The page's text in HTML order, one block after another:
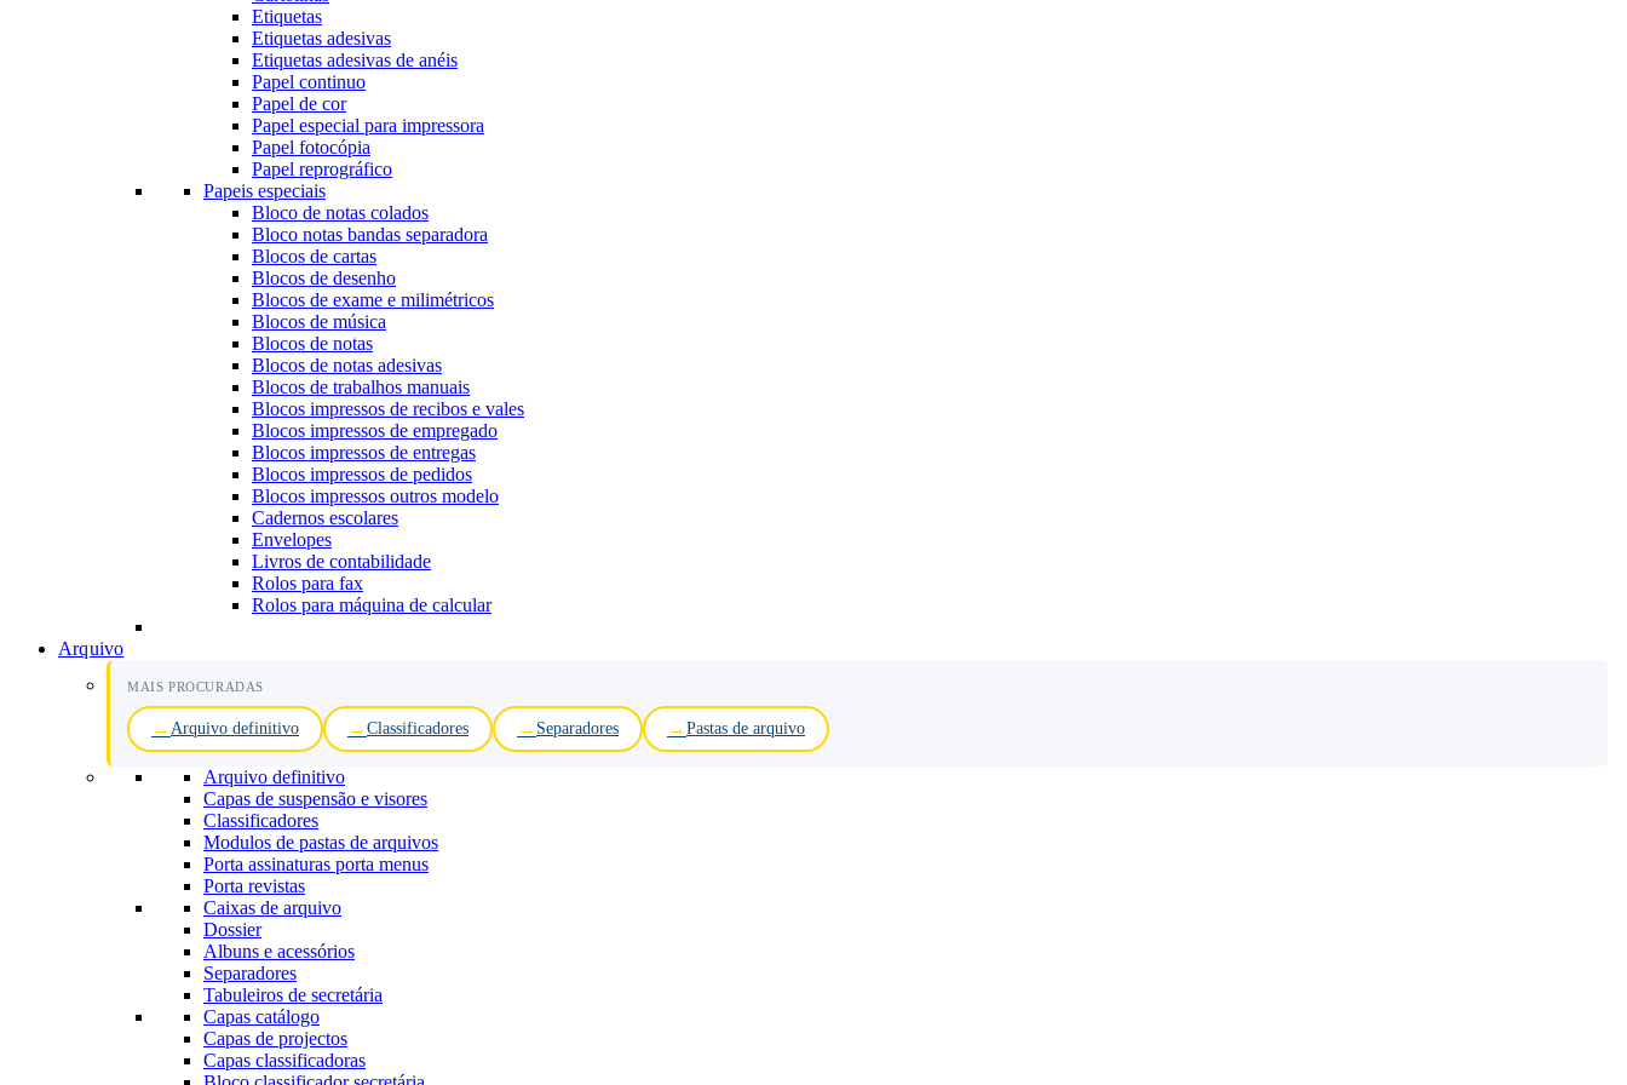
Etiquetas
Etiquetas adesivas
Etiquetas adesivas de anéis
Papel continuo
Papel de cor
Papel especial para impressora
Papel fotocópia
Papel reprográfico
Papeis especiais
Bloco de notas colados
Bloco notas bandas separadora
Blocos de cartas
Blocos de desenho
Blocos de exame e milimétricos
Blocos de música
Blocos de notas
Blocos de notas adesivas
Blocos de trabalhos manuais
Blocos impressos de recibos e vales
Blocos impressos de empregado
Blocos impressos de entregas
Blocos impressos de pedidos
Blocos impressos outros modelo
Cadernos escolares
Envelopes
Livros de contabilidade
Rolos para fax
Rolos para máquina de calcular
Arquivo
MAIS PROCURADAS
Arquivo definitivo Classificadores Separadores Pastas de arquivo
Arquivo definitivo
Capas de suspensão e visores
Classificadores
Modulos de pastas de arquivos
Porta assinaturas porta menus
Porta revistas
Caixas de arquivo
Dossier
Albuns e acessórios
Separadores
Tabuleiros de secretária
Capas catálogo
Capas de projectos
Capas classificadoras